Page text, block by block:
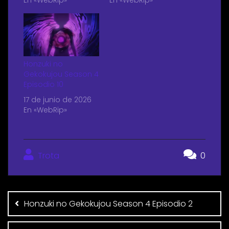
Honzuki no
Gekokujou Season 4
Episodio 10
17 de junio de 2026
En «WebRip»
Trota 0
Honzuki no Gekokujou Season 4 Episodio 2